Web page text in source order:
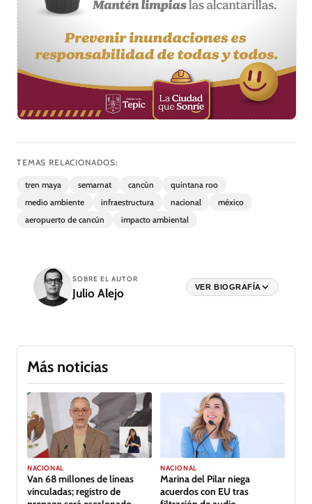
TEMAS RELACIONADOS:
tren maya semarnat cancún
quintana roo
medio ambiente
infraestructura nacional
méxico
aeropuerto de cancún
impacto ambiental
SOBRE EL AUTOR
Julio Alejo VER BIOGRAFÍA
Más noticias
NACIONAL
Van 68 millones de líneas
vinculadas; registro de
NACIONAL
Marina del Pilar niega
acuerdos con EU tras